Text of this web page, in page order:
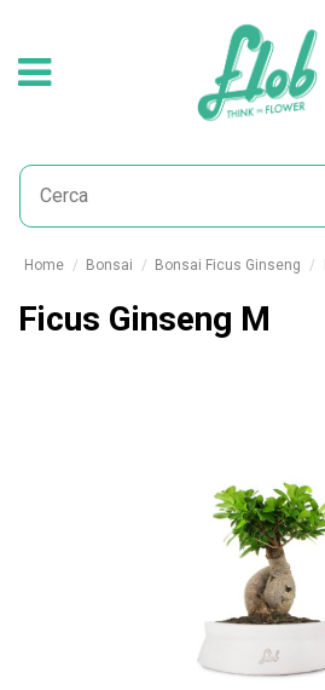
Home Bonsai Bonsai Ficus Ginseng
Ficus Ginseng M